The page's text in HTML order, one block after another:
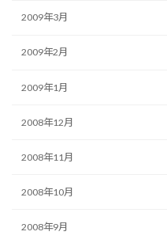
2009年3月
2009年2月
2009年1月
2008年12月
2008年11月
2008年10月
2008年9月